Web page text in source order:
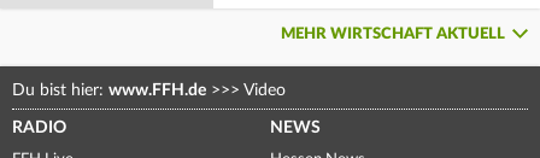
MEHR WIRTSCHAFT AKTUELL
Du bist hier: www.FFH.de >>> Video
RADIO NEWS